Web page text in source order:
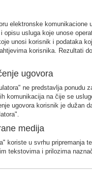
elektronske
opisu usluga koje unose
unosi korisnik i podataka
korisnika. Rezultati
ugovora
ne predstavlja ponudu
komunikacija na čije se
ugovora korisnik je dužan
medija
koriste u svrhu pripremanja
tekstovima i prilozima